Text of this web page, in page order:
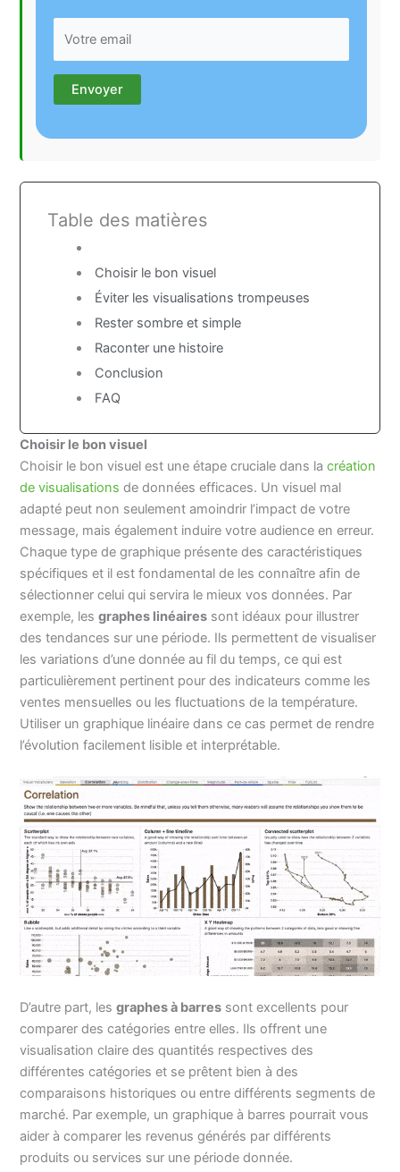
Table des matières
Choisir le bon visuel
Éviter les visualisations trompeuses
Rester sombre et simple
Raconter une histoire
Conclusion
FAQ
Choisir le bon visuel
Choisir le bon visuel est une étape cruciale dans lacréation
de visualisationsde données efficaces. Un visuel mal
adapté peut non seulement amoindrir l’impact de votre
message, mais également induire votre audience en erreur.
Chaque type de graphique présente des caractéristiques
spécifiques et il est fondamental de les connaître afin de
sélectionner celui qui servira le mieux vos données. Par
exemple, lesgraphes linéaires sont idéaux pour illustrer
des tendances sur une période. Ils permettent de visualiser
les variations d’une donnée au fil du temps, ce qui est
particulièrement pertinent pour des indicateurs comme les
ventes mensuelles ou les fluctuations de la température.
Utiliser un graphique linéaire dans ce cas permet de rendre
l’évolution facilement lisible et interprétable.
D’autre part, lesgraphes à barres sont excellents pour
comparer des catégories entre elles. Ils offrent une
visualisation claire des quantités respectives des
différentes catégories et se prêtent bien à des
comparaisons historiques ou entre différents segments de
marché. Par exemple, un graphique à barres pourrait vous
aider à comparer les revenus générés par différents
produits ou services sur une période donnée.